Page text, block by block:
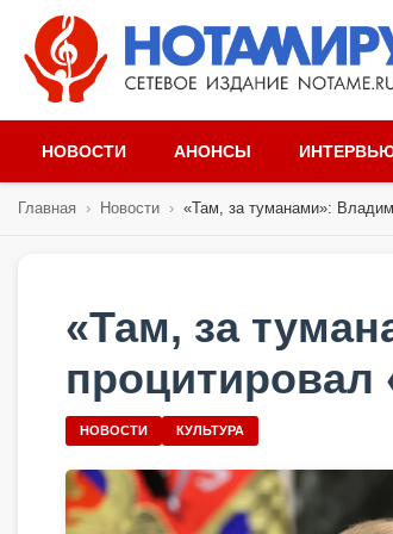
НОВОСТИ АНОНСЫ
Главная › Новости › «Там, за туманами»:
«Там, за
НОВОСТИ КУЛЬТУРА